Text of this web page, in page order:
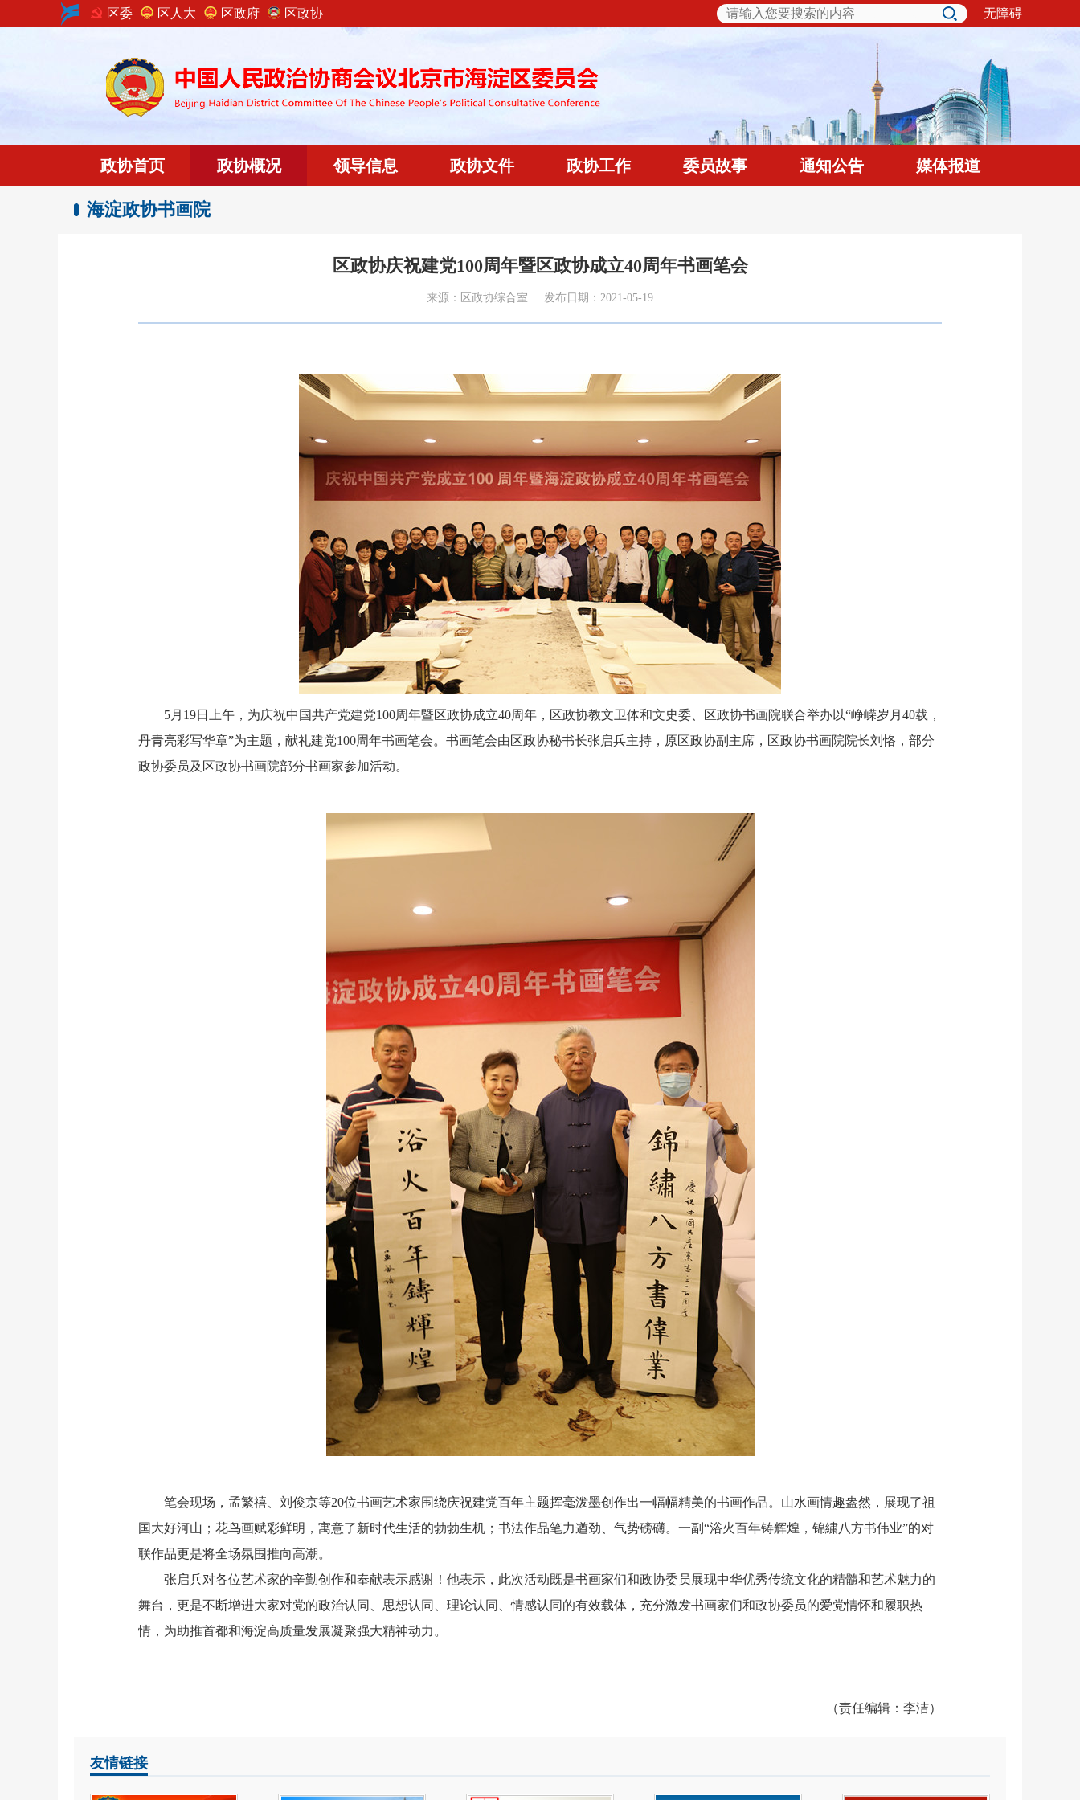
区委 区人大 区政府 区政协 无障碍
政协首页 政协概况 领导信息 政协文件 政协工作 委员故事 通知公告 媒体报道
海淀政协书画院
区政协庆祝建党100周年暨区政协成立40周年书画笔会
来源： 区政协综合室 发布日期： 2021-05-19
5月19日上午，为庆祝中国共产党建党100周年暨区政协成立40周年，区政协教文卫体和文史委、区政协书画院联合举办以“峥嵘岁月40载，
丹青亮彩写华章”为主题， 献礼建党100周年书画笔会。书画笔会由区政协秘书长张启兵主持，原区政协副主席，区政协书画院院长刘恪，部分
政协委员及区政协书画院部分书画家参加活动。
笔会现场，孟繁禧、刘俊京等20位书画艺术家围绕庆祝建党百年主题挥毫泼墨创作出一幅幅精美的书画作品。山水画情趣盎然，展现了祖
国大好河山；花鸟画赋彩鲜明，寓意了新时代生活的勃勃生机；书法作品笔力遒劲、气势磅礴。 一副“浴火百年铸辉煌 ， 锦繍八方书伟业”的对
联作品更是将全场氛围推向高潮 。
张启兵对各位艺术家的辛勤创作和奉献表示感谢！ 他表示，此次活动既是书画家们和政协委员展现中华优秀传统文化的精髓和艺术魅力的
舞台，更是不断增进大家对党的政治认同、思想认同、理论认同、情感认同的有效载体，充分激发书画家们和政协委员的爱党情怀和履职热
情，为助推首都和海淀高质量发展凝聚强大精神动力。
（责任编辑：李洁）
友情链接